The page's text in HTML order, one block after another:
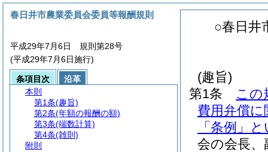
○春日井
(趣旨)
第1条
この
費用弁償
「条例」
会の会長、
春日井市農業委員会委員等報酬規則
平成29年7月6日 規則第28号
(平成29年7月6日施行)
条項目次
沿革
本則
第1条(趣旨)
第2条(年額の報酬の額)
第3条(端数計算)
第4条(雑則)
附則